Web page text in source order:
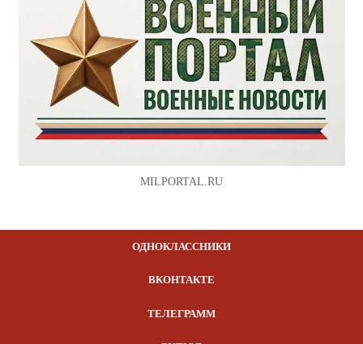
MILPORTAL.RU
ОДНОКЛАССНИКИ
ВКОНТАКТЕ
ТЕЛЕГРАММ